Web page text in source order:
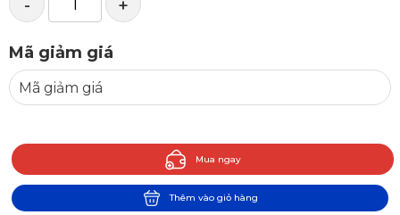
- +
Mã giảm giá
Mua ngay
Thêm vào giỏ hàng